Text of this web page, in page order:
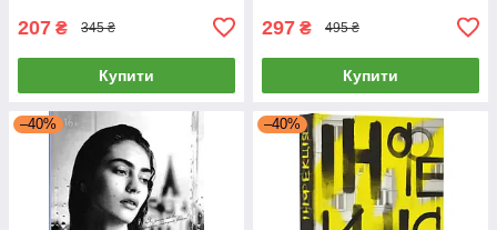
207 ₴ 345 ₴
Купити
297 ₴ 495 ₴
Купити
–40% –40%